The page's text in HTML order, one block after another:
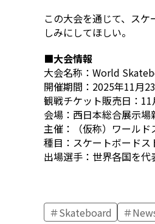
この大会を通じて、ス
しみにしてほしい。
■大会情報
大会名称：World
開催期間：2025年11月
観戦チケット販売日：
会場：西日本総合展示場
主催：（仮称）ワール
種目：スケートボードス
出場選手：世界各国を代
Skateboard